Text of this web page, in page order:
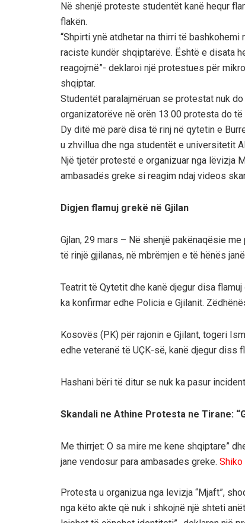
Në shenjë proteste studentët kanë hequr
flakën.
“Shpirti ynë atdhetar na thirri të
raciste kundër shqiptarëve. Është e disata
reagojmë”- deklaroi një protestues për
shqiptar.
Studentët paralajmëruan se protestat nuk
organizatorëve në orën 13.00 protesta do
Dy ditë më parë disa të rinj në qytetin e
u zhvillua dhe nga studentët e universitetit
Një tjetër protestë e organizuar nga lëvizja
ambasadës greke si reagim ndaj videos
Digjen flamuj grekë në Gjilan
Gjlan, 29 mars – Në shenjë pakënaqësie
të rinjë gjilanas, në mbrëmjen e të hënës
Teatrit të Qytetit dhe kanë djegur disa
ka konfirmar edhe Policia e Gjilanit.
Kosovës (PK) për rajonin e Gjilant, togeri
edhe veteranë të UÇK-së, kanë djegur diss
Hashani bëri të ditur se nuk ka pasur
Skandali ne Athine Protesta ne Tirane:
Me thirrjet: O sa mire me kene shqiptare”
jane vendosur para ambasades greke. Shiko
Protesta u organizua nga levizja “Mjaft”,
nga këto akte që nuk i shkojnë një shteti